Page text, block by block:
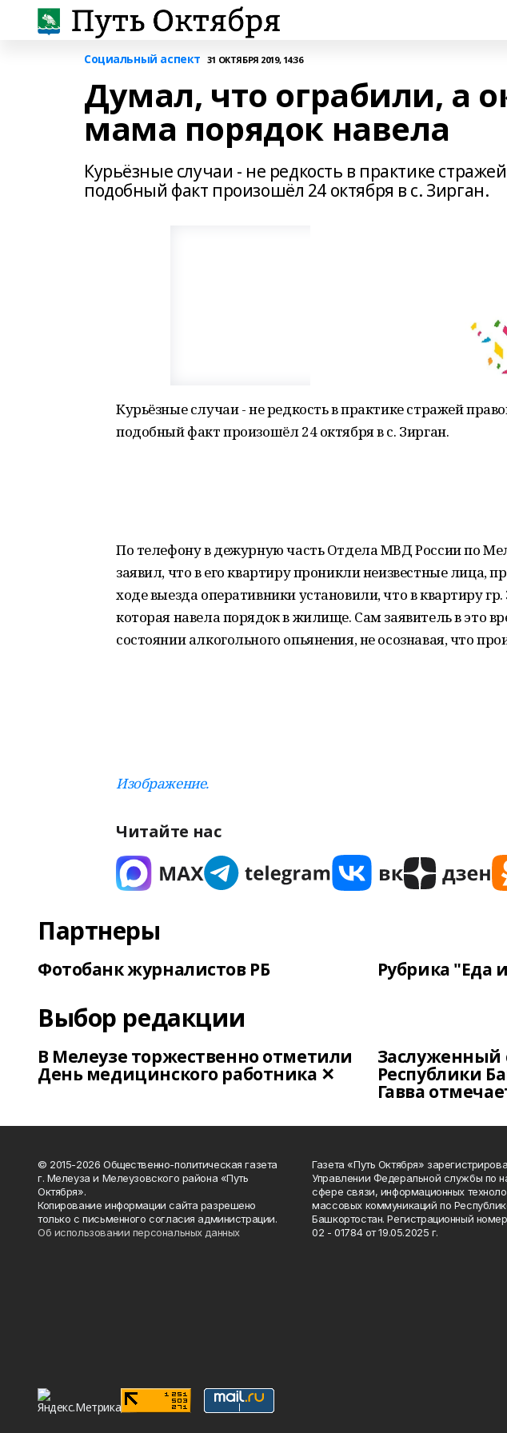
Социальный аспект 31 ОКТЯБРЯ 2019, 14:36
Думал, что ограбили, а
мама порядок навела
Курьёзные случаи - не редкость в практике
подобный факт произошёл 24 октября в с. Зирган.
Курьёзные случаи - не редкость в практике стражей
подобный факт произошёл 24 октября в с. Зирган.
По телефону в дежурную часть Отдела МВД России по
заявил, что в его квартиру проникли неизвестные лица,
ходе выезда оперативники установили, что в квартиру
которая навела порядок в жилище. Сам заявитель в это
состоянии алкогольного опьянения, не осознавая, что
Изображение.
Читайте нас
Партнеры
Фотобанк журналистов РБ Рубрика "Еда
Выбор редакции
В Мелеузе торжественно отметили
День медицинского работника ✕
Заслуженный
Республики
Гавва
© 2015-2026 Общественно-политическая газета
г. Мелеуза и Мелеузовского района «Путь
Октября».
Копирование информации сайта разрешено
только с письменного согласия администрации.
Об использовании персональных данных
Газета «Путь Октября»
Управлении Федеральной службы по
сфере связи, информационных
массовых коммуникаций по
Башкортостан. Регистрационный
02 - 01784 от 19.05.2025 г.